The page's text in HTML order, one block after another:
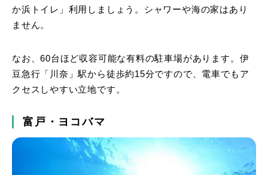
か浜トイレ」利用しましょう。シャワーや海の家はあり
ません。
なお、60台ほど収容可能な有料の駐車場があります。伊
豆急行「川奈」駅から徒歩約15分ですので、電車でもア
クセスしやすい立地です。
富戸・ヨコバマ